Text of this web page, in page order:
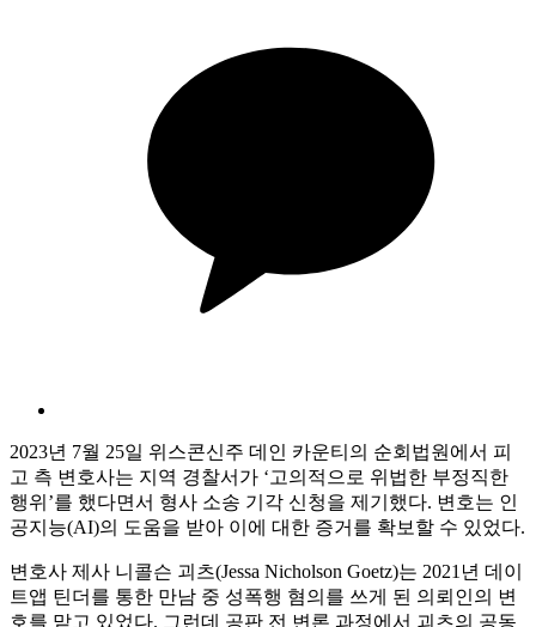
2023년 7월 25일 위스콘신주 데인 카운티의 순회법원에서 피
고 측 변호사는 지역 경찰서가 ‘고의적으로 위법한 부정직한
행위’를 했다면서 형사 소송 기각 신청을 제기했다. 변호는 인
공지능(AI)의 도움을 받아 이에 대한 증거를 확보할 수 있었다.
변호사 제사 니콜슨 괴츠(Jessa Nicholson Goetz)는 2021년 데이
트앱 틴더를 통한 만남 중 성폭행 혐의를 쓰게 된 의뢰인의 변
호를 맡고 있었다. 그런데 공판 전 변론 과정에서 괴츠의 공동